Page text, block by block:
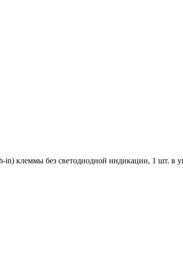
клеммы без светодиодной индикации, 1 шт. в